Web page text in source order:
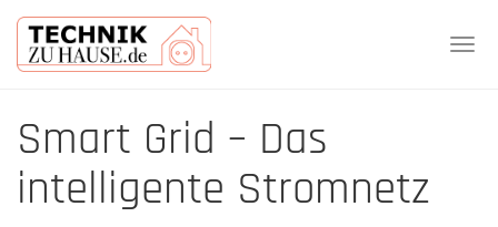
main
content
Smart Grid – Das
intelligente Stromnetz